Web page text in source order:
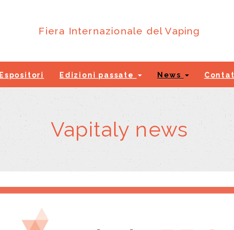
Fiera Internazionale del Vaping
Espositori Edizioni passate News
Vapitaly news